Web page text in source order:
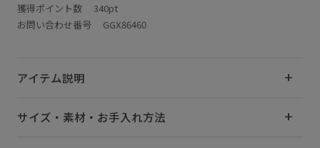
獲得ポイント数 340pt
お問い合わせ番号 GGX86460
アイテム説明
サイズ・素材・お手入れ方法